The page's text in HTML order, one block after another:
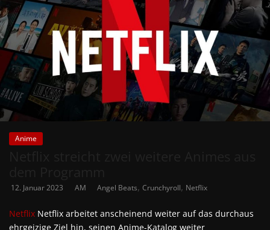
Anime
12. Januar 2023 AM Angel Beats, Crunchyroll, Netflix
Netflix Netflix arbeitet anscheinend weiter auf das durchaus
ehrgeizige Ziel hin, seinen Anime-Katalog weiter